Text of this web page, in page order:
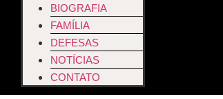
BIOGRAFIA
FAMÍLIA
DEFESAS
NOTÍCIAS
CONTATO